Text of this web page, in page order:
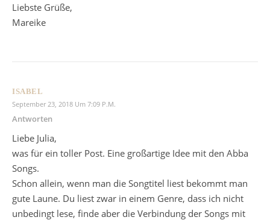
Liebste Grüße,
Mareike
ISABEL
September 23, 2018 Um 7:09 P.m.
Antworten
Liebe Julia,
was für ein toller Post. Eine großartige Idee mit den Abba
Songs.
Schon allein, wenn man die Songtitel liest bekommt man
gute Laune. Du liest zwar in einem Genre, dass ich nicht
unbedingt lese, finde aber die Verbindung der Songs mit